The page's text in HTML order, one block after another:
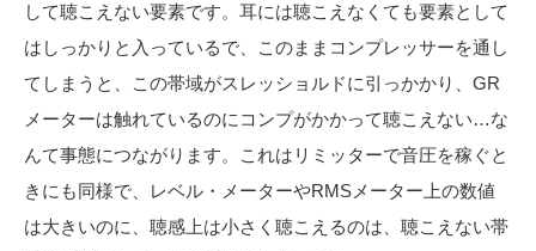
して聴こえない要素です。耳には聴こえなくても要素として
はしっかりと入っているで、このままコンプレッサーを通し
てしまうと、この帯域がスレッショルドに引っかかり、GR
メーターは触れているのにコンプがかかって聴こえない…な
んて事態につながります。これはリミッターで音圧を稼ぐと
きにも同様で、レベル・メーターやRMSメーター上の数値
は大きいのに、聴感上は小さく聴こえるのは、聴こえない帯